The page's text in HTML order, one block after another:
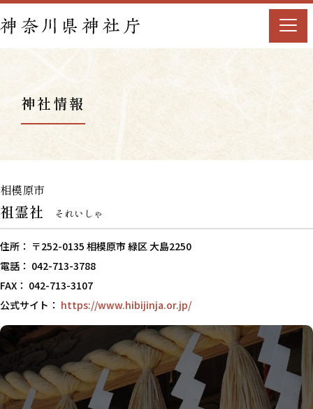
神社情報
相模原市
祖霊社 それいしゃ
住所： 〒252-0135 相模原市 緑区 大島2250
電話： 042-713-3788
FAX： 042-713-3107
公式サイト： https://www.hibijinja.or.jp/